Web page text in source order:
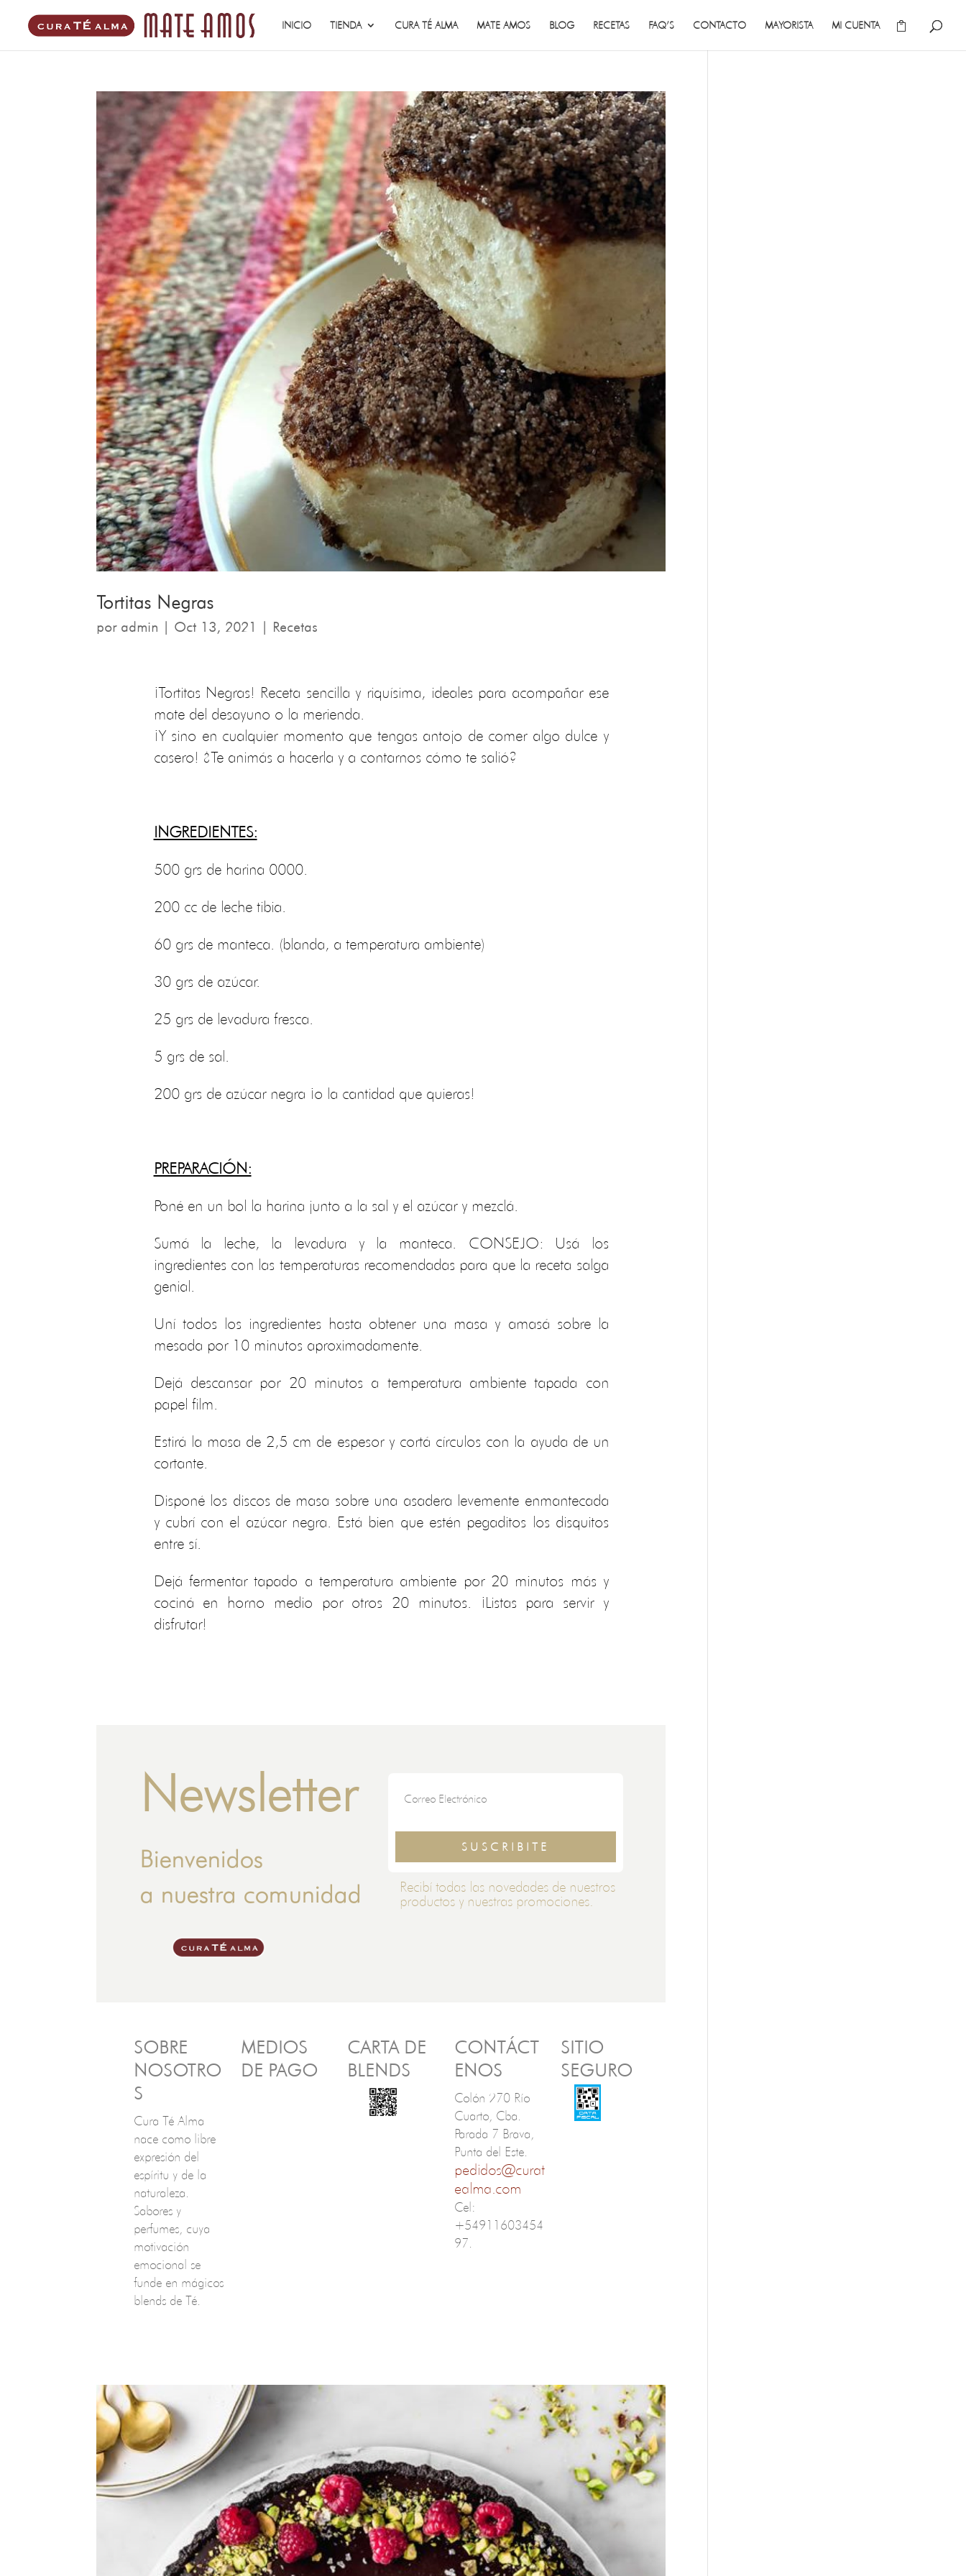
INICIO TIENDA CURA TÉ ALMA MATE AMOS BLOG RECETAS FAQ’S CONTACTO MAYORISTA MI CUENTA
Tortitas Negras
por admin | Oct 13, 2021 | Recetas
¡Tortitas Negras! Receta sencilla y riquísima, ideales para acompañar ese
mate del desayuno o la merienda.
¡Y sino en cualquier momento que tengas antojo de comer algo dulce y
casero! ¿Te animás a hacerla y a contarnos cómo te salió?
INGREDIENTES:
500 grs de harina 0000.
200 cc de leche tibia.
60 grs de manteca. (blanda, a temperatura ambiente)
30 grs de azúcar.
25 grs de levadura fresca.
5 grs de sal.
200 grs de azúcar negra ¡o la cantidad que quieras!
PREPARACIÓN:
Poné en un bol la harina junto a la sal y el azúcar y mezclá.
Sumá la leche, la levadura y la manteca. CONSEJO: Usá los
ingredientes con las temperaturas recomendadas para que la receta salga
genial.
Uní todos los ingredientes hasta obtener una masa y amasá sobre la
mesada por 10 minutos aproximadamente.
Dejá descansar por 20 minutos a temperatura ambiente tapada con
papel film.
Estirá la masa de 2,5 cm de espesor y cortá círculos con la ayuda de un
cortante.
Disponé los discos de masa sobre una asadera levemente enmantecada
y cubrí con el azúcar negra. Está bien que estén pegaditos los disquitos
entre sí.
Dejá fermentar tapado a temperatura ambiente por 20 minutos más y
cociná en horno medio por otros 20 minutos. ¡Listas para servir y
disfrutar!
Newsletter
Bienvenidos
a nuestra comunidad
SUSCRIBITE
Recibí todas las novedades de nuestros
productos y nuestras promociones.
SOBRE
NOSOTRO
S
Cura Té Alma
nace como libre
expresión del
espíritu y de la
naturaleza.
Sabores y
perfumes, cuya
motivación
emocional se
funde en mágicos
blends de Té.
MEDIOS
DE PAGO
CARTA DE
BLENDS
CONTÁCT
ENOS
Colón 270 Río
Cuarto, Cba.
Parada 7 Brava,
Punta del Este.
pedidos@curat
ealma.com
Cel:
+54911603454
97.
SITIO
SEGURO